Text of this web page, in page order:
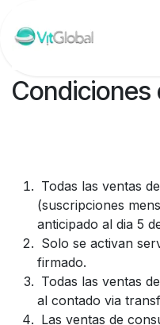
Condiciones
Todas las ventas
(suscripciones
anticipado al dia 5
Solo se activan
firmado.
Todas las ventas
al contado via
Las ventas de